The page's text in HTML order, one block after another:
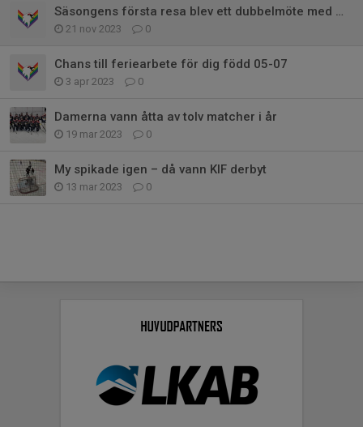
Säsongens första resa blev ett dubbelmöte med MSSK i Piteå
21 nov 2023 0
Chans till feriearbete för dig född 05-07
3 apr 2023 0
Damerna vann åtta av tolv matcher i år
19 mar 2023 0
My spikade igen – då vann KIF derbyt
13 mar 2023 0